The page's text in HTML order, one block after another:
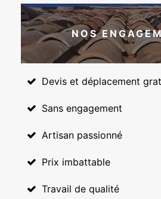
NOS
Devis et déplacement
Sans engagement
Artisan passionné
Prix imbattable
Travail de qualité